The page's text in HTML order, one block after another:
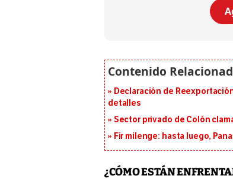
Declaración de
detalles
Sector privado de Colón
Fir milenge: hasta luego,
¿CÓMO ESTÁN